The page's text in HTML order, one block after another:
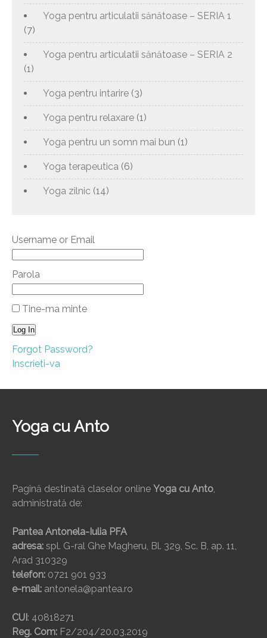
Yoga pentru articulatii sănătoase – SERIA 1
(7)
Yoga pentru articulatii sănătoase – SERIA 2
(1)
Yoga pentru intarire (3)
Yoga pentru relaxare (1)
Yoga pentru un somn mai bun (1)
Yoga terapeutica (6)
Yoga zilnic (14)
Username or Email
Parola
Tine-ma minte
Forgot Password?
Inscrieti-va
Yoga cu Anto
Pagină destinată claselor online Yoga cu Anto,
administrată de:
Pantea Antonela-Iulia PFA
adresa: spl. G-ral Ghe Magheru, Bl. 329, Sc. B, ap. 11,
Arad 310329
telefon: 0721 901 933
e-mail: antonela@pantea.ro
CUI: 40818271
Reg. Com: F2/204/20.03.2019